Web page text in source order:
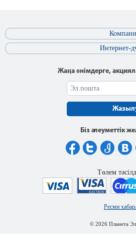
Интернет-
Жаңа өнімдерге,
Біз әлеуметтік
Ресми
© 2026 Планета
Төлем